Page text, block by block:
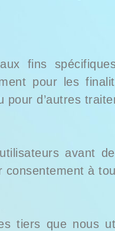
fins
pour les
d’autres
avant
à
tiers que nous